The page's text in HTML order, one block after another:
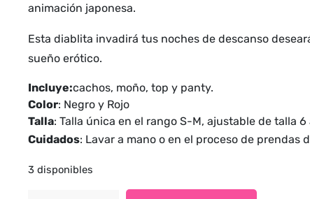
animación japonesa.
Esta diablita invadirá tus noches de descanso
sueño erótico.
Incluye:cachos, moño, top y panty.
Color: Negro y Rojo
Talla: Talla única en el rango S-M, ajustable de talla 6
Cuidados: Lavar a mano o en el proceso de prendas
3 disponibles